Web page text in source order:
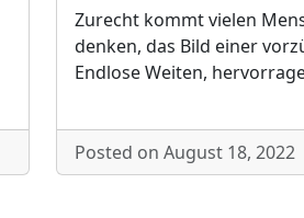
Zurecht kommt vielen
denken, das Bild einer
Endlose Weiten,
Posted on August 18, 2022